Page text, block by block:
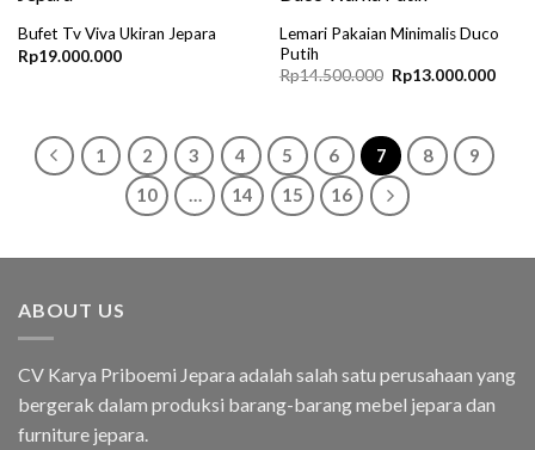
Bufet Tv Viva Ukiran Jepara
Rp19.000.000
Lemari Pakaian Minimalis Duco
Putih
Rp14.500.000 Original
price
Rp13.000.000
1 2 3 4 5 6 7 8
9
10
… 14 15 16
ABOUT US
CV Karya Priboemi Jepara adalah salah satu perusahaan yang
bergerak dalam produksi barang-barang mebel jepara dan
furniture jepara.